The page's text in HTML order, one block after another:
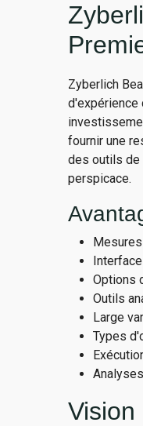
Zyberlich
d'expérience
fournir une
des outils de
perspicace.
Options
Outils
Large
Types
Vision